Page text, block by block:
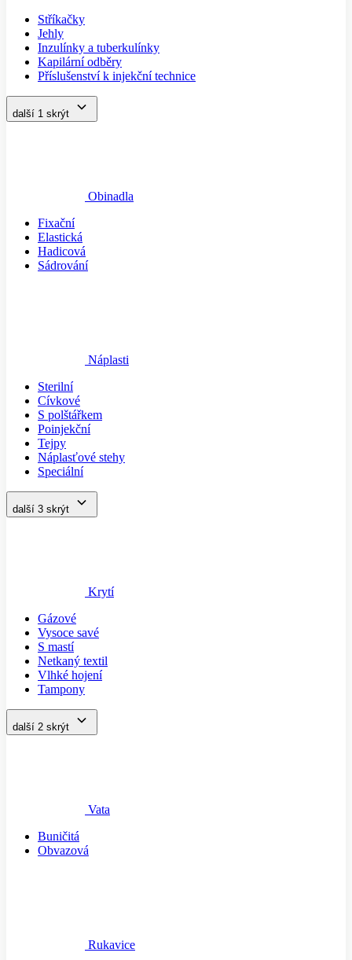
Stříkačky
Jehly
Inzulínky a tuberkulínky
Kapilární odběry
Příslušenství k injekční technice
další 1 skrýt
Obinadla
Fixační
Elastická
Hadicová
Sádrování
Náplasti
Sterilní
Cívkové
S polštářkem
Poinjekční
Tejpy
Náplasťové stehy
Speciální
další 3 skrýt
Krytí
Gázové
Vysoce savé
S mastí
Netkaný textil
Vlhké hojení
Tampony
další 2 skrýt
Vata
Buničitá
Obvazová
Rukavice